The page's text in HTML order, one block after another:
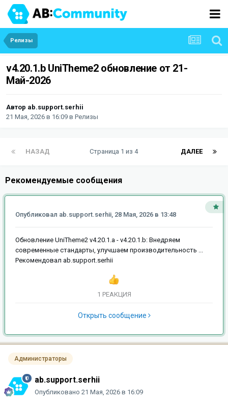
Релизы
v4.20.1.b UniTheme2 обновление от 21-
Май-2026
Автор ab.support.serhii
21 Мая, 2026 в 16:09 в Релизы
НАЗАД ДАЛЕЕ
Страница 1 из 4
Рекомендуемые сообщения
Опубликовал ab.support.serhii, 28 Мая, 2026 в 13:48
Обновление UniTheme2 v4.20.1.a - v4.20.1.b: Внедряем
современные стандарты, улучшаем производительность ...
Рекомендовал ab.support.serhii
1 РЕАКЦИЯ
Открыть сообщение
Администраторы
ab.support.serhii
Опубликовано 21 Мая, 2026 в 16:09